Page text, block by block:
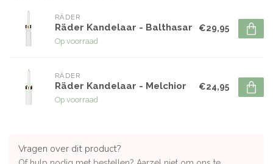
RÄDER
Räder Kandelaar - Balthasar
Op voorraad
€29,95
RÄDER
Räder Kandelaar - Melchior
Op voorraad
€24,95
Vragen over dit product?